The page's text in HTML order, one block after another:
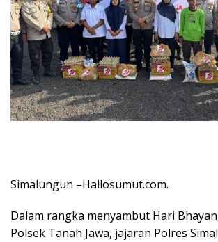
Simalungun –Hallosumut.com.
Dalam rangka menyambut Hari
Polsek Tanah Jawa, jajaran Polres